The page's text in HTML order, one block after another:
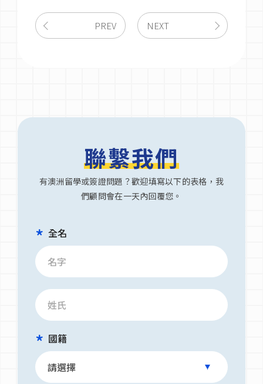
PREV NEXT
聯繫我們
有澳洲留學或簽證問題？歡迎填寫以下的表格，我
們顧問會在一天內回覆您。
全名
國籍